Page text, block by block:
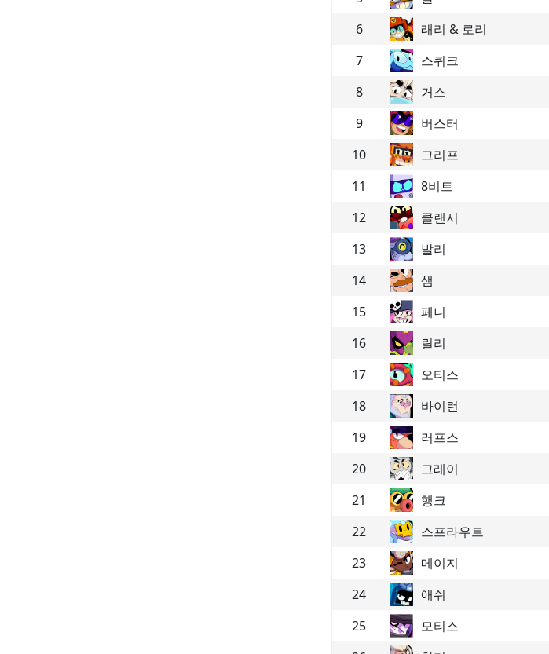
6
래리 & 로리
7
스퀴크
8
거스
9
버스터
10
그리프
11
8비트
12
클랜시
13
발리
14
샘
15
페니
16
릴리
17
오티스
18
바이런
19
러프스
20
그레이
21
행크
22
스프라우트
23
메이지
24
애쉬
25
모티스